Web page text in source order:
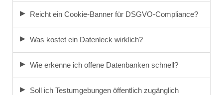
Reicht ein Cookie-Banner für DSGVO-Compliance?
Was kostet ein Datenleck wirklich?
Wie erkenne ich offene Datenbanken schnell?
Soll ich Testumgebungen öffentlich zugänglich